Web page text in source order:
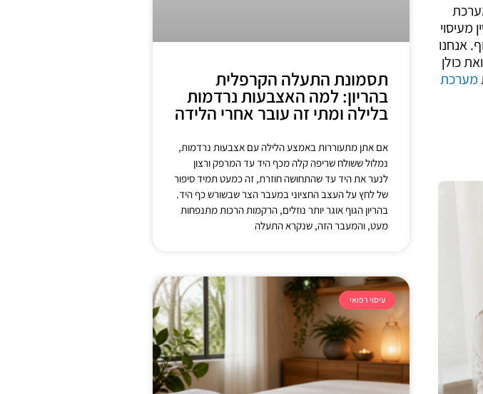
מעיסוי
אנחנו
כולן
מערכת
תסמונת התעלה הקרפלית
בהריון: למה האצבעות נרדמות
בלילה ומתי זה עובר אחרי הלידה
אם אתן מתעוררות באמצע הלילה עם אצבעות נרדמות,
נמלול ששולח שריפה קלה מכף היד עד המרפק ורצון
לנער את היד עד שהתחושה חוזרת, זה כמעט תמיד סיפור
של לחץ על העצב החציוני במעבר הצר שבשורש כף היד.
בהריון הגוף אוגר יותר נוזלים, הרקמות הרכות מתנפחות
מעט, והמעבר הזה, שנקרא התעלה
עיסוי רפואי